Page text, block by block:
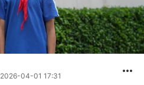
2026-04-01 17:31